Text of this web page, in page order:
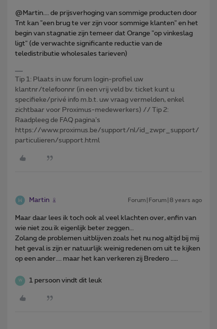
@Martin.... de prijsverhoging van sommige producten door
Tnt kan "een brug te ver zijn voor sommige klanten" en het
begin van stagnatie zijn temeer dat Orange "op vinkeslag
ligt" (de verwachte significante reductie van de
teledistributie wholesales tarieven)
Tip 1: Plaats in uw forum login-profiel uw
klantnr/telefoonnr (in een vrij veld bv. ticket kunt u
specifieke/privé info m.b.t. uw vraag vermelden, enkel
zichtbaar voor Proximus-medewerkers) // Tip 2:
Raadpleeg de FAQ pagina's
https://www.proximus.be/support/nl/id_zwpr_support/
particulieren/support.html
Martin Forum|Forum|8 years ago
Maar daar lees ik toch ook al veel klachten over, enfin van
wie niet zou ik eigenlijk beter zeggen...
Zolang de problemen uitblijven zoals het nu nog altijd bij mij
het geval is zijn er natuurlijk weinig redenen om uit te kijken
op een ander.... maar het kan verkeren zij Bredero .....
W 1 persoon vindt dit leuk